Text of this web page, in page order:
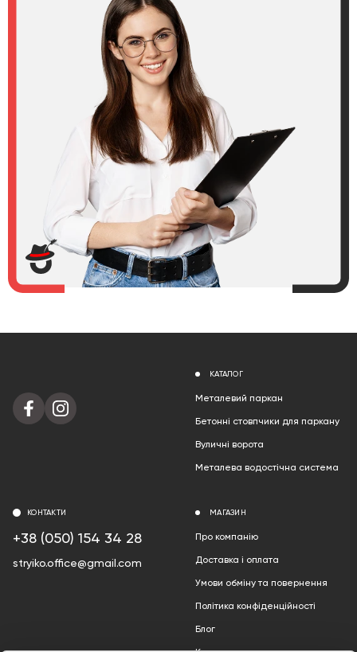
КАТАЛОГ
Металевий паркан
Бетонні стовпчики для паркану
Вуличні ворота
Металева водостічна система
МАГАЗИН
Про компанію
Доставка і оплата
Умови обміну та повернення
Політика конфіденційності
Блог
КОНТАКТИ
+38 (050) 154 34 28
stryiko.office@gmail.com